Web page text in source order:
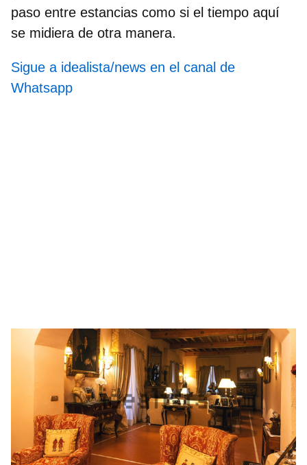
paso entre estancias como si el tiempo aquí
se midiera de otra manera.
Sigue a idealista/news en el canal de
Whatsapp